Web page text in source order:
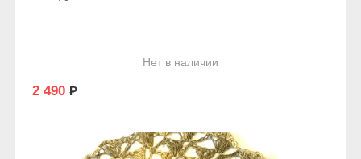
Нет в наличии
2 490 Р